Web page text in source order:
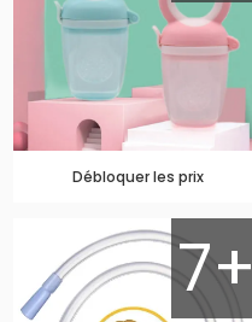
Débloquer les prix
7+